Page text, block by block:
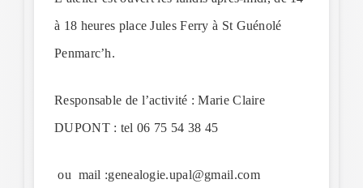
à 18 heures place Jules Ferry à St Guénolé
Penmarc’h.
Responsable de l’activité : Marie Claire
DUPONT : tel 06 75 54 38 45
ou mail :genealogie.upal@gmail.com